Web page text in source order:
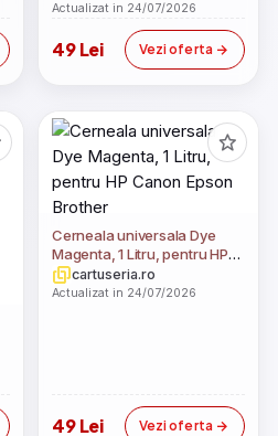
Actualizat in 24/07/2026
49 Lei Vezi oferta
Cerneala universala Dye
Magenta, 1 Litru, pentru HP
Canon Epson Brother
cartuseria.ro
Actualizat in 24/07/2026
49 Lei Vezi oferta